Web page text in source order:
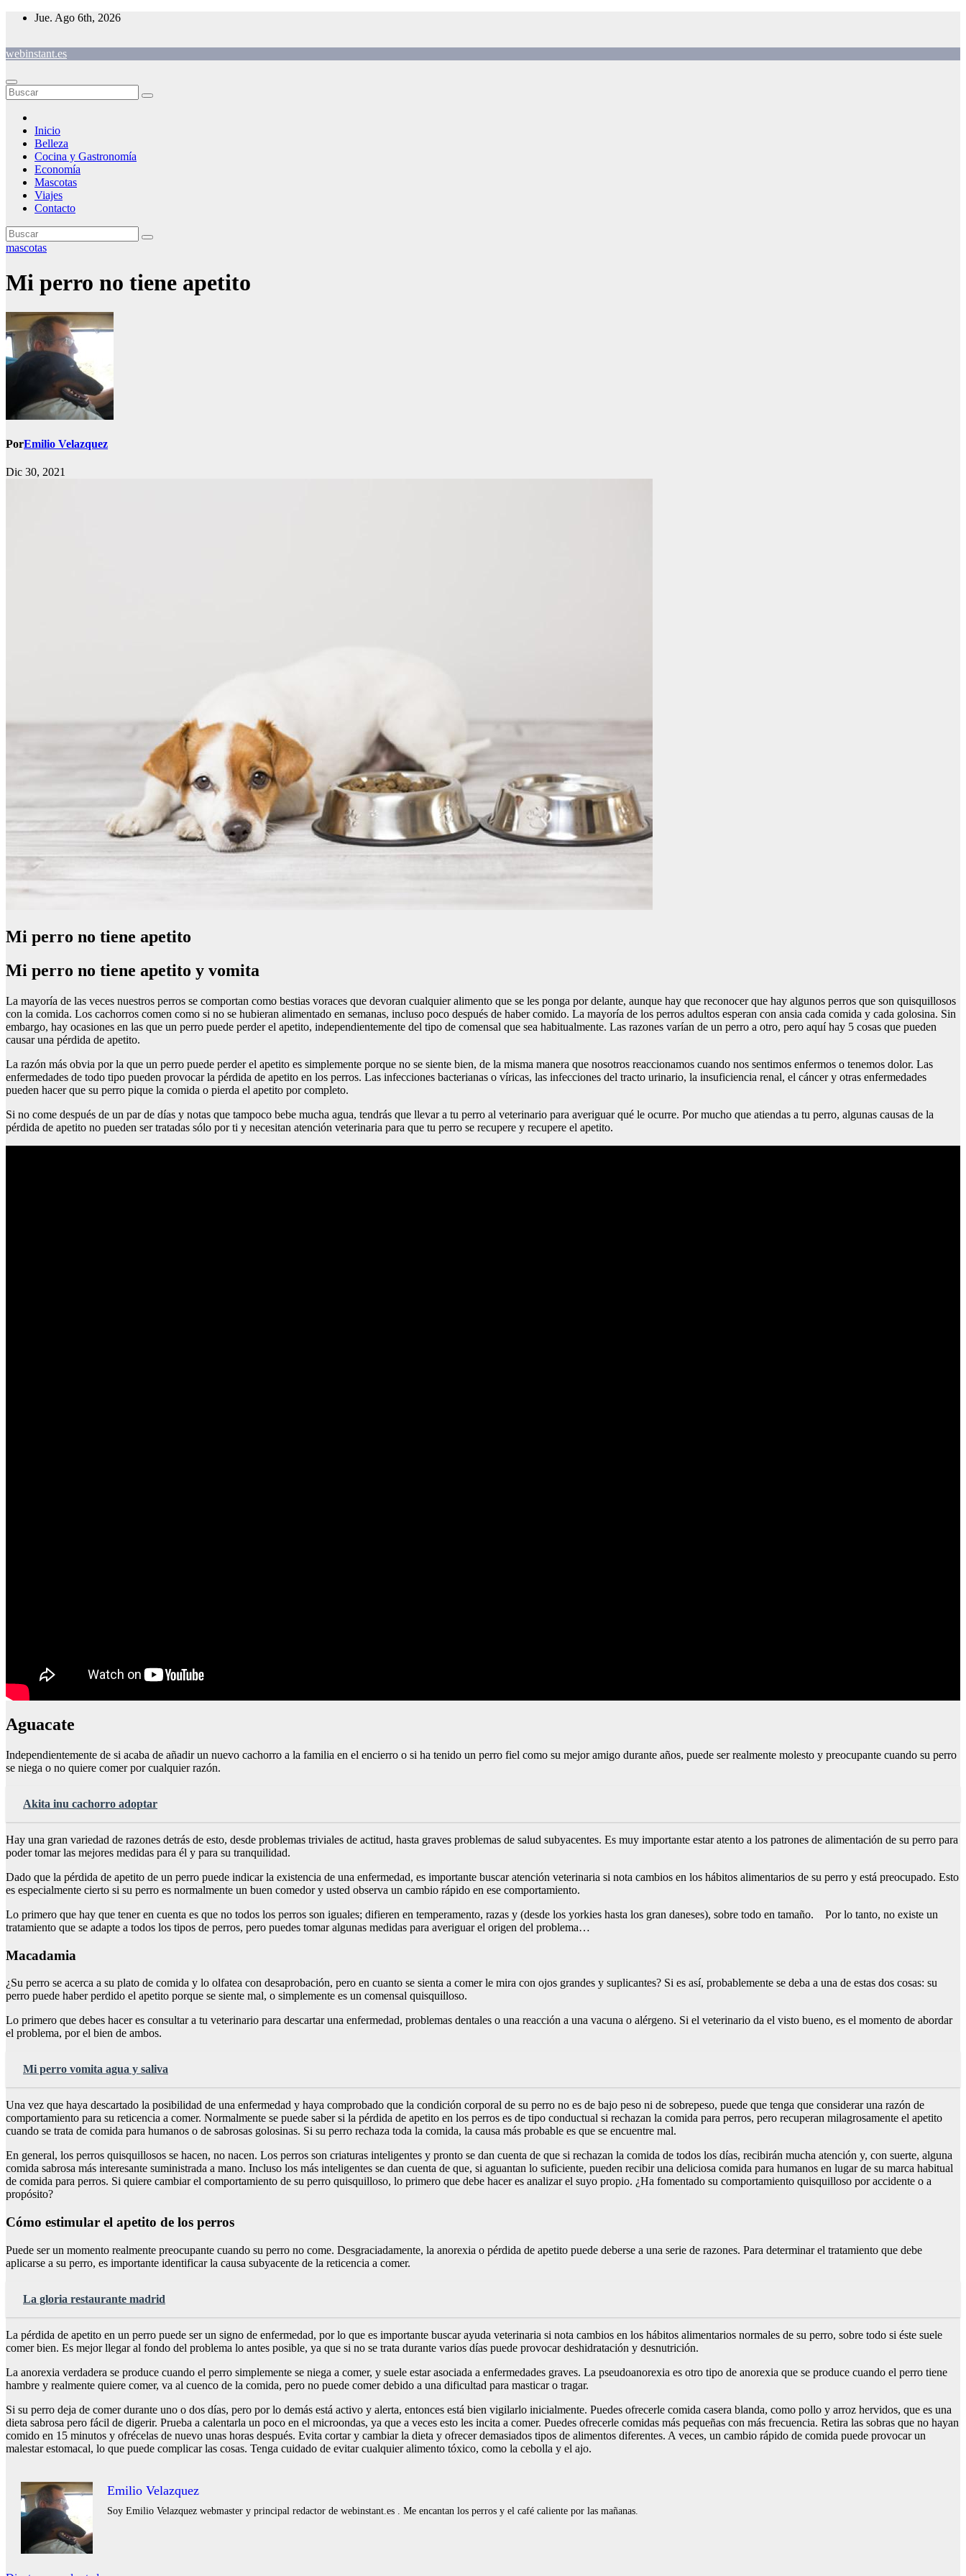
Saltar
Jue. Ago 6th, 2026
webinstant.es
Inicio
Belleza
Cocina y Gastronomía
Economía
Mascotas
Viajes
Contacto
mascotas
Mi perro no tiene apetito
PorEmilio Velazquez
Dic 30, 2021
Mi perro no tiene apetito
Mi perro no tiene apetito y vomita
La mayoría de las veces nuestros perros se comportan como bestias voraces que devoran cualquier alimento que se les ponga por delante, aunque hay que reconocer que hay algunos perros que son quisquillosos
con la comida. Los cachorros comen como si no se hubieran alimentado en semanas, incluso poco después de haber comido. La mayoría de los perros adultos esperan con ansia cada comida y cada golosina. Sin
embargo, hay ocasiones en las que un perro puede perder el apetito, independientemente del tipo de comensal que sea habitualmente. Las razones varían de un perro a otro, pero aquí hay 5 cosas que pueden
causar una pérdida de apetito.
La razón más obvia por la que un perro puede perder el apetito es simplemente porque no se siente bien, de la misma manera que nosotros reaccionamos cuando nos sentimos enfermos o tenemos dolor. Las
enfermedades de todo tipo pueden provocar la pérdida de apetito en los perros. Las infecciones bacterianas o víricas, las infecciones del tracto urinario, la insuficiencia renal, el cáncer y otras enfermedades
pueden hacer que su perro pique la comida o pierda el apetito por completo.
Si no come después de un par de días y notas que tampoco bebe mucha agua, tendrás que llevar a tu perro al veterinario para averiguar qué le ocurre. Por mucho que atiendas a tu perro, algunas causas de la
pérdida de apetito no pueden ser tratadas sólo por ti y necesitan atención veterinaria para que tu perro se recupere y recupere el apetito.
Aguacate
Independientemente de si acaba de añadir un nuevo cachorro a la familia en el encierro o si ha tenido un perro fiel como su mejor amigo durante años, puede ser realmente molesto y preocupante cuando su perro
se niega o no quiere comer por cualquier razón.
Akita inu cachorro adoptar
Hay una gran variedad de razones detrás de esto, desde problemas triviales de actitud, hasta graves problemas de salud subyacentes. Es muy importante estar atento a los patrones de alimentación de su perro para
poder tomar las mejores medidas para él y para su tranquilidad.
Dado que la pérdida de apetito de un perro puede indicar la existencia de una enfermedad, es importante buscar atención veterinaria si nota cambios en los hábitos alimentarios de su perro y está preocupado. Esto
es especialmente cierto si su perro es normalmente un buen comedor y usted observa un cambio rápido en ese comportamiento.
Lo primero que hay que tener en cuenta es que no todos los perros son iguales; difieren en temperamento, razas y (desde los yorkies hasta los gran daneses), sobre todo en tamaño. Por lo tanto, no existe un
tratamiento que se adapte a todos los tipos de perros, pero puedes tomar algunas medidas para averiguar el origen del problema…
Macadamia
¿Su perro se acerca a su plato de comida y lo olfatea con desaprobación, pero en cuanto se sienta a comer le mira con ojos grandes y suplicantes? Si es así, probablemente se deba a una de estas dos cosas: su
perro puede haber perdido el apetito porque se siente mal, o simplemente es un comensal quisquilloso.
Lo primero que debes hacer es consultar a tu veterinario para descartar una enfermedad, problemas dentales o una reacción a una vacuna o alérgeno. Si el veterinario da el visto bueno, es el momento de abordar
el problema, por el bien de ambos.
Mi perro vomita agua y saliva
Una vez que haya descartado la posibilidad de una enfermedad y haya comprobado que la condición corporal de su perro no es de bajo peso ni de sobrepeso, puede que tenga que considerar una razón de
comportamiento para su reticencia a comer. Normalmente se puede saber si la pérdida de apetito en los perros es de tipo conductual si rechazan la comida para perros, pero recuperan milagrosamente el apetito
cuando se trata de comida para humanos o de sabrosas golosinas. Si su perro rechaza toda la comida, la causa más probable es que se encuentre mal.
En general, los perros quisquillosos se hacen, no nacen. Los perros son criaturas inteligentes y pronto se dan cuenta de que si rechazan la comida de todos los días, recibirán mucha atención y, con suerte, alguna
comida sabrosa más interesante suministrada a mano. Incluso los más inteligentes se dan cuenta de que, si aguantan lo suficiente, pueden recibir una deliciosa comida para humanos en lugar de su marca habitual
de comida para perros. Si quiere cambiar el comportamiento de su perro quisquilloso, lo primero que debe hacer es analizar el suyo propio. ¿Ha fomentado su comportamiento quisquilloso por accidente o a
propósito?
Cómo estimular el apetito de los perros
Puede ser un momento realmente preocupante cuando su perro no come. Desgraciadamente, la anorexia o pérdida de apetito puede deberse a una serie de razones. Para determinar el tratamiento que debe
aplicarse a su perro, es importante identificar la causa subyacente de la reticencia a comer.
La gloria restaurante madrid
La pérdida de apetito en un perro puede ser un signo de enfermedad, por lo que es importante buscar ayuda veterinaria si nota cambios en los hábitos alimentarios normales de su perro, sobre todo si éste suele
comer bien. Es mejor llegar al fondo del problema lo antes posible, ya que si no se trata durante varios días puede provocar deshidratación y desnutrición.
La anorexia verdadera se produce cuando el perro simplemente se niega a comer, y suele estar asociada a enfermedades graves. La pseudoanorexia es otro tipo de anorexia que se produce cuando el perro tiene
hambre y realmente quiere comer, va al cuenco de la comida, pero no puede comer debido a una dificultad para masticar o tragar.
Si su perro deja de comer durante uno o dos días, pero por lo demás está activo y alerta, entonces está bien vigilarlo inicialmente. Puedes ofrecerle comida casera blanda, como pollo y arroz hervidos, que es una
dieta sabrosa pero fácil de digerir. Prueba a calentarla un poco en el microondas, ya que a veces esto les incita a comer. Puedes ofrecerle comidas más pequeñas con más frecuencia. Retira las sobras que no hayan
comido en 15 minutos y ofrécelas de nuevo unas horas después. Evita cortar y cambiar la dieta y ofrecer demasiados tipos de alimentos diferentes. A veces, un cambio rápido de comida puede provocar un
malestar estomacal, lo que puede complicar las cosas. Tenga cuidado de evitar cualquier alimento tóxico, como la cebolla y el ajo.
Emilio Velazquez
Soy Emilio Velazquez webmaster y principal redactor de webinstant.es . Me encantan los perros y el café caliente por las mañanas.